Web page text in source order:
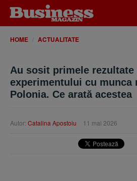
HOME ACTUALITATE
Au sosit primele rezultate
experimentului cu munca
Polonia. Ce arată acestea
Autor: Catalina Apostoiu 11 mai 2026